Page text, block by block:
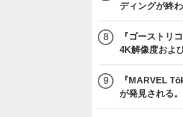
ディングが終
『ゴーストリ
4K解像度およ
『MARVEL
が発見される